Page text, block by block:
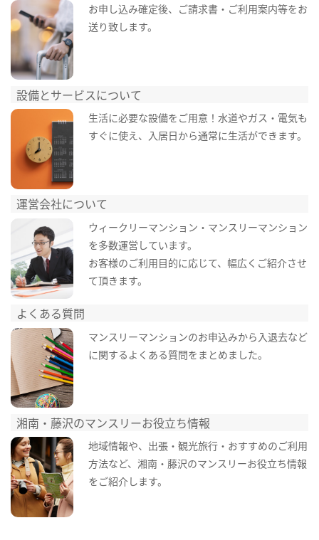
お申し込み確定後、ご請求書・ご利用案内等をお
送り致します。
設備とサービスについて
生活に必要な設備をご用意！水道やガス・電気も
すぐに使え、入居日から通常に生活ができます。
運営会社について
ウィークリーマンション・マンスリーマンション
を多数運営しています。
お客様のご利用目的に応じて、幅広くご紹介させ
て頂きます。
よくある質問
マンスリーマンションのお申込みから入退去など
に関するよくある質問をまとめました。
湘南・藤沢のマンスリーお役立ち情報
地域情報や、出張・観光旅行・おすすめのご利用
方法など、湘南・藤沢のマンスリーお役立ち情報
をご紹介します。